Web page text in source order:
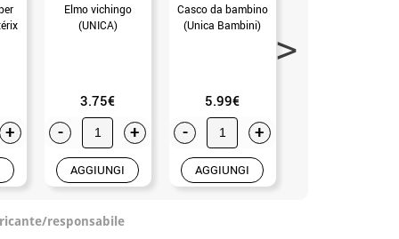
+
Elmo vichingo
(UNICA)
3.75€
- +
AGGIUNGI
Casco da bambino
(Unica Bambini)
5.99€
- +
AGGIUNGI
responsabile